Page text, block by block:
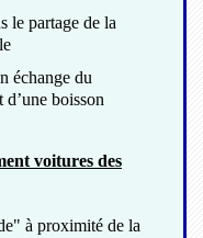
le partage de la
échange du
boisson
voitures des
à proximité de la